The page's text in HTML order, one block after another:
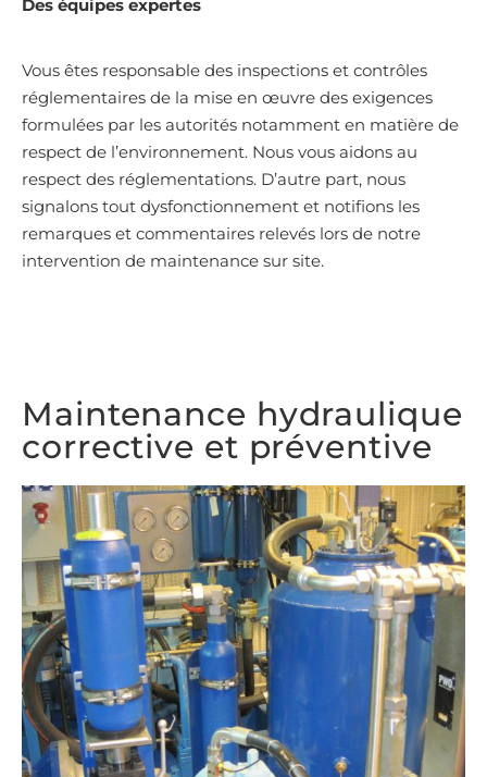
Des équipes expertes
Vous êtes responsable des inspections et contrôles
réglementaires de la mise en œuvre des exigences
formulées par les autorités notamment en matière de
respect de l’environnement. Nous vous aidons au
respect des réglementations. D’autre part, nous
signalons tout dysfonctionnement et notifions les
remarques et commentaires relevés lors de notre
intervention de maintenance sur site.
Maintenance hydraulique
corrective et préventive